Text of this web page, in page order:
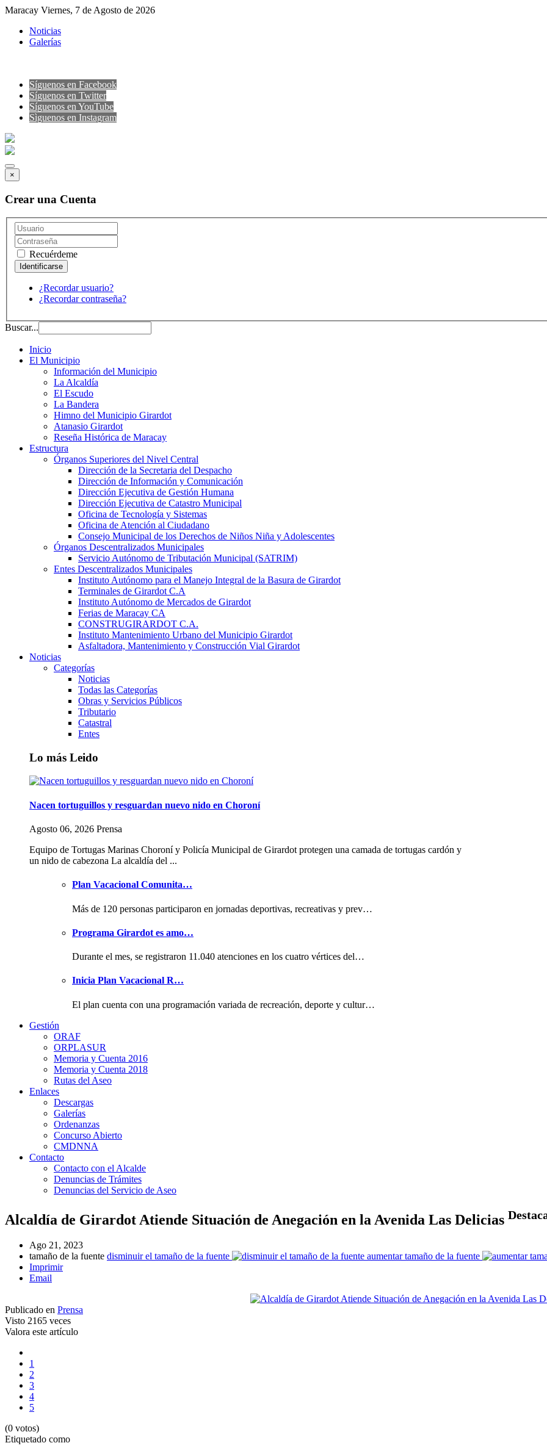
Maracay Viernes, 7 de Agosto de 2026
Noticias
Galerías
Síguenos en Facebook
Síguenos en Twitter
Síguenos en YouTube
Sìguenos en Instagram
×
Crear una Cuenta
Recuérdeme
¿Recordar usuario?
¿Recordar contraseña?
Buscar...
Inicio
El Municipio
Información del Municipio
La Alcaldía
El Escudo
La Bandera
Himno del Municipio Girardot
Atanasio Girardot
Reseña Histórica de Maracay
Estructura
Órganos Superiores del Nivel Central
Dirección de la Secretaria del Despacho
Dirección de Información y Comunicación
Dirección Ejecutiva de Gestión Humana
Dirección Ejecutiva de Catastro Municipal
Oficina de Tecnología y Sistemas
Oficina de Atención al Ciudadano
Consejo Municipal de los Derechos de Niños Niña y Adolescentes
Órganos Descentralizados Municipales
Servicio Autónomo de Tributación Municipal (SATRIM)
Entes Descentralizados Municipales
Instituto Autónomo para el Manejo Integral de la Basura de Girardot
Terminales de Girardot C.A
Instituto Autónomo de Mercados de Girardot
Ferias de Maracay CA
CONSTRUGIRARDOT C.A.
Instituto Mantenimiento Urbano del Municipio Girardot
Asfaltadora, Mantenimiento y Construcción Vial Girardot
Noticias
Categorías
Noticias
Todas las Categorías
Obras y Servicios Públicos
Tributario
Catastral
Entes
Lo más Leido
Nacen tortuguillos y resguardan nuevo nido en Choroní
Agosto 06, 2026 Prensa
Equipo de Tortugas Marinas Choroní y Policía Municipal de Girardot protegen una camada de tortugas cardón y
un nido de cabezona La alcaldía del ...
Plan Vacacional Comunita…
Más de 120 personas participaron en jornadas deportivas, recreativas y prev…
Programa Girardot es amo…
Durante el mes, se registraron 11.040 atenciones en los cuatro vértices del…
Inicia Plan Vacacional R…
El plan cuenta con una programación variada de recreación, deporte y cultur…
Gestión
ORAF
ORPLASUR
Memoria y Cuenta 2016
Memoria y Cuenta 2018
Rutas del Aseo
Enlaces
Descargas
Galerías
Ordenanzas
Concurso Abierto
CMDNNA
Contacto
Contacto con el Alcalde
Denuncias de Trámites
Denuncias del Servicio de Aseo
Alcaldía de Girardot Atiende Situación de Anegación en la Avenida Las Delicias
Ago 21, 2023
tamaño de la fuente disminuir el tamaño de la fuente
aumentar tamaño de la fuente
Imprimir
Email
Publicado en Prensa
Visto 2165 veces
Valora este artículo
1
2
3
4
5
(0 votos)
Etiquetado como